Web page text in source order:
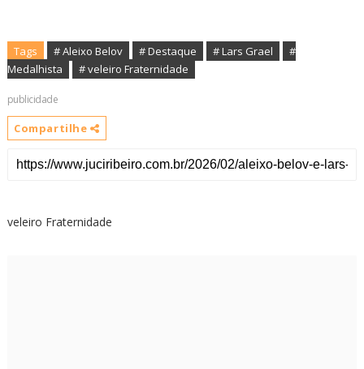
Tags # Aleixo Belov # Destaque # Lars Grael
#
Medalhista
# veleiro Fraternidade
publicidade
Compartilhe
veleiro Fraternidade